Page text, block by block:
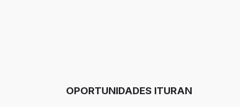
OPORTUNIDADES ITURAN